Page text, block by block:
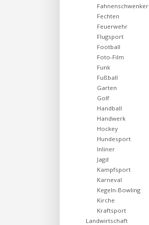
Fahnenschwenker
Fechten
Feuerwehr
Flugsport
Football
Foto-Film
Funk
Fußball
Garten
Golf
Handball
Handwerk
Hockey
Hundesport
Inliner
Jagd
Kampfsport
Karneval
Kegeln-Bowling
Kirche
Kraftsport
Landwirtschaft